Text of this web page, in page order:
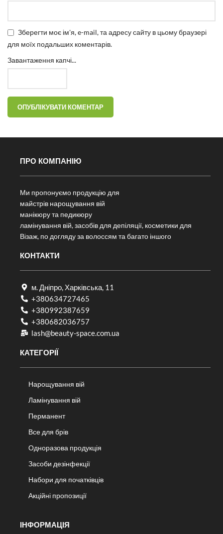
Зберегти моє ім'я, e-mail, та адресу сайту в цьому браузері
для моїх подальших коментарів.
Завантаження капчі...
ПРО КОМПАНІЮ
Ми пропонуємо продукцію для
майстрів нарощування вій
манікюру та педикюру
ламінування вій, засобів для депіляції, косметики для
Візаж, по догляду за волоссям та багато іншого
КОНТАКТИ
м. Дніпро, Харківська, 11
+380634727465
+380992387659
+380682036757​
lash@beauty-space.com.ua
КАТЕГОРІЇ
Нарощування вій
Ламінування вій
Перманент
Все для брів
Одноразова продукція
Засоби дезінфекції
Набори для початківців
Акційні пропозиції
ІНФОРМАЦІЯ